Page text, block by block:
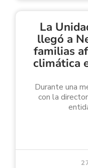
La
llegó a
familias
climática
Durante una
con la